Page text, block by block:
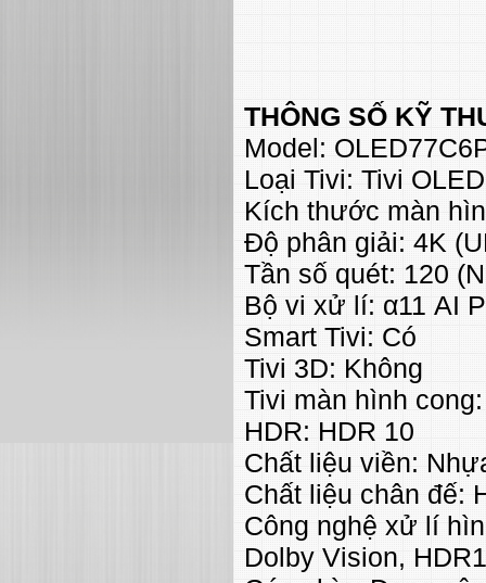
THÔNG SỐ KỸ
Model:
Loại Tivi: Tivi OLED
Kích thước màn
Độ phân giải: 4K
Tần số quét: 120
Bộ vi xử lí: α11 AI
Smart Tivi: Có
Tivi 3D: Không
Tivi màn hình
HDR: HDR 10
Chất liệu viền:
Chất liệu chân đế:
Công nghệ xử lí
Dolby Vision,